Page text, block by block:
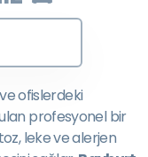
ofislerdeki
profesyonel bir
leke ve alerjen